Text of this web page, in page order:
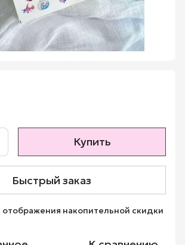
Купить
Быстрый заказ
отображения накопительной скидки